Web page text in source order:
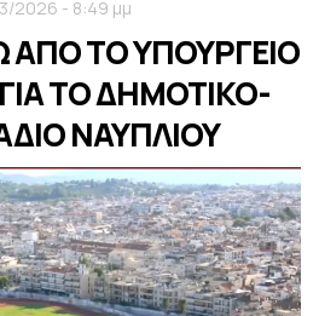
2026 - 8:49 μμ
ΑΠΟ ΤΟ ΥΠΟΥΡΓΕΙΟ
ΤΟ ΔΗΜΟΤΙΚΟ-
ΝΑΥΠΛΙΟΥ